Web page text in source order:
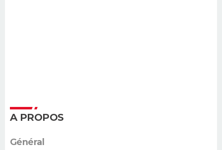
A PROPOS
Général